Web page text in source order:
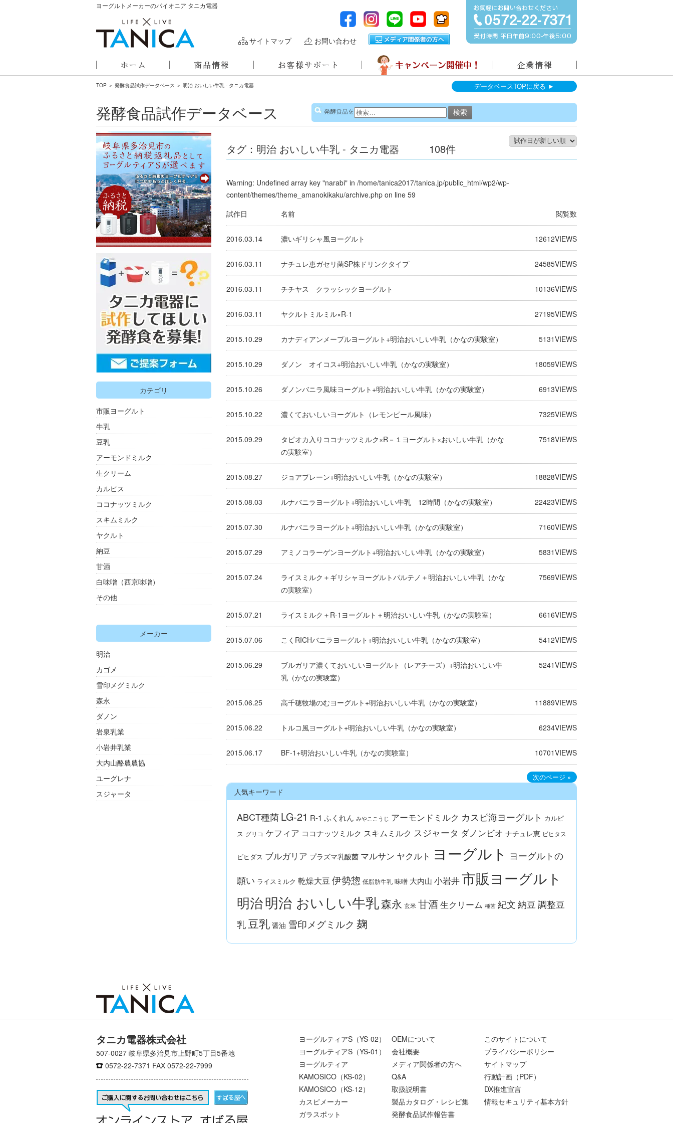
ヨーグルトメーカーのパイオニア タニカ電器
サイトマップ お問い合わせ
TOP ＞ 発酵食品試作データベース ＞ 明治 おいしい牛乳 - タニカ電器 データベースTOPに戻る ►
発酵食品試作データベース 発酵食品を検
索:
タグ：明治 おいしい牛乳 - タニカ電器 108件
Warning: Undefined array key "narabi" in /home/tanica2017/tanica.jp/public_html/wp2/wp-
content/themes/theme_amanokikaku/archive.php on line 59
試作日
名前 閲覧数
2016.03.14 濃いギリシャ風ヨーグルト 12612VIEWS
2016.03.11 ナチュレ恵ガセリ菌SP株ドリンクタイプ 24585VIEWS
2016.03.11 チチヤス クラッシックヨーグルト 10136VIEWS
2016.03.11 ヤクルトミルミル×R-1 27195VIEWS
2015.10.29 カナディアンメープルヨーグルト+明治おいしい牛乳（かなの実験室） 5131VIEWS
2015.10.29 ダノン オイコス+明治おいしい牛乳（かなの実験室） 18059VIEWS
2015.10.26 ダノンバニラ風味ヨーグルト+明治おいしい牛乳（かなの実験室） 6913VIEWS
2015.10.22 濃くておいしいヨーグルト（レモンピール風味） 7325VIEWS
2015.09.29
タピオカ入りココナッツミルク×R－１ヨーグルト×おいしい牛乳（かな
の実験室）
7518VIEWS
2015.08.27 ジョアプレーン+明治おいしい牛乳（かなの実験室） 18828VIEWS
2015.08.03 ルナバニラヨーグルト+明治おいしい牛乳 12時間（かなの実験室） 22423VIEWS
2015.07.30 ルナバニラヨーグルト+明治おいしい牛乳（かなの実験室） 7160VIEWS
2015.07.29 アミノコラーゲンヨーグルト+明治おいしい牛乳（かなの実験室） 5831VIEWS
2015.07.24
ライスミルク＋ギリシャヨーグルトパルテノ＋明治おいしい牛乳（かな
の実験室）
7569VIEWS
2015.07.21 ライスミルク＋R-1ヨーグルト＋明治おいしい牛乳（かなの実験室） 6616VIEWS
2015.07.06 こくRICHバニラヨーグルト+明治おいしい牛乳（かなの実験室） 5412VIEWS
2015.06.29
ブルガリア濃くておいしいヨーグルト（レアチーズ）+明治おいしい牛
乳（かなの実験室）
5241VIEWS
2015.06.25 高千穂牧場のむヨーグルト+明治おいしい牛乳（かなの実験室） 11889VIEWS
2015.06.22 トルコ風ヨーグルト+明治おいしい牛乳（かなの実験室） 6234VIEWS
2015.06.17 BF-1+明治おいしい牛乳（かなの実験室） 10701VIEWS
次のページ »
人気キーワード
ABCT種菌LG-21 R-1 ふくれん みやここうじ アーモンドミルク カスピ海ヨーグルト カルピ
ス グリコ ケフィア ココナッツミルク スキムミルク スジャータ ダノンビオ ナチュレ恵 ビヒタス
ビヒダス ブルガリア プラズマ乳酸菌 マルサン ヤクルト ヨーグルト ヨーグルトの
願い ライスミルク 乾燥大豆 伊勢惣 低脂肪牛乳 味噌 大内山 小岩井市販ヨーグルト
明治明治 おいしい牛乳森永 玄米 甘酒生クリーム 種菌 紀文 納豆 調整豆
乳豆乳 醤油 雪印メグミルク 麹
カテゴリ
市販ヨーグルト
牛乳
豆乳
アーモンドミルク
生クリーム
カルピス
ココナッツミルク
スキムミルク
ヤクルト
納豆
甘酒
白味噌（西京味噌）
その他
メーカー
明治
カゴメ
雪印メグミルク
森永
ダノン
岩泉乳業
小岩井乳業
大内山酪農農協
ユーグレナ
スジャータ
タニカ電器株式会社
507-0027 岐阜県多治見市上野町5丁目5番地
0572-22-7371 FAX 0572-22-7999
ヨーグルティアS（YS-02）
ヨーグルティアS（YS-01）
ヨーグルティア
KAMOSICO（KS-02）
KAMOSICO（KS-12）
カスピメーカー
ガラスポット
OEMについて
会社概要
メディア関係者の方へ
Q&A
取扱説明書
製品カタログ・レシピ集
発酵食品試作報告書
このサイトについて
プライバシーポリシー
サイトマップ
行動計画（PDF）
DX推進宣言
情報セキュリティ基本方針